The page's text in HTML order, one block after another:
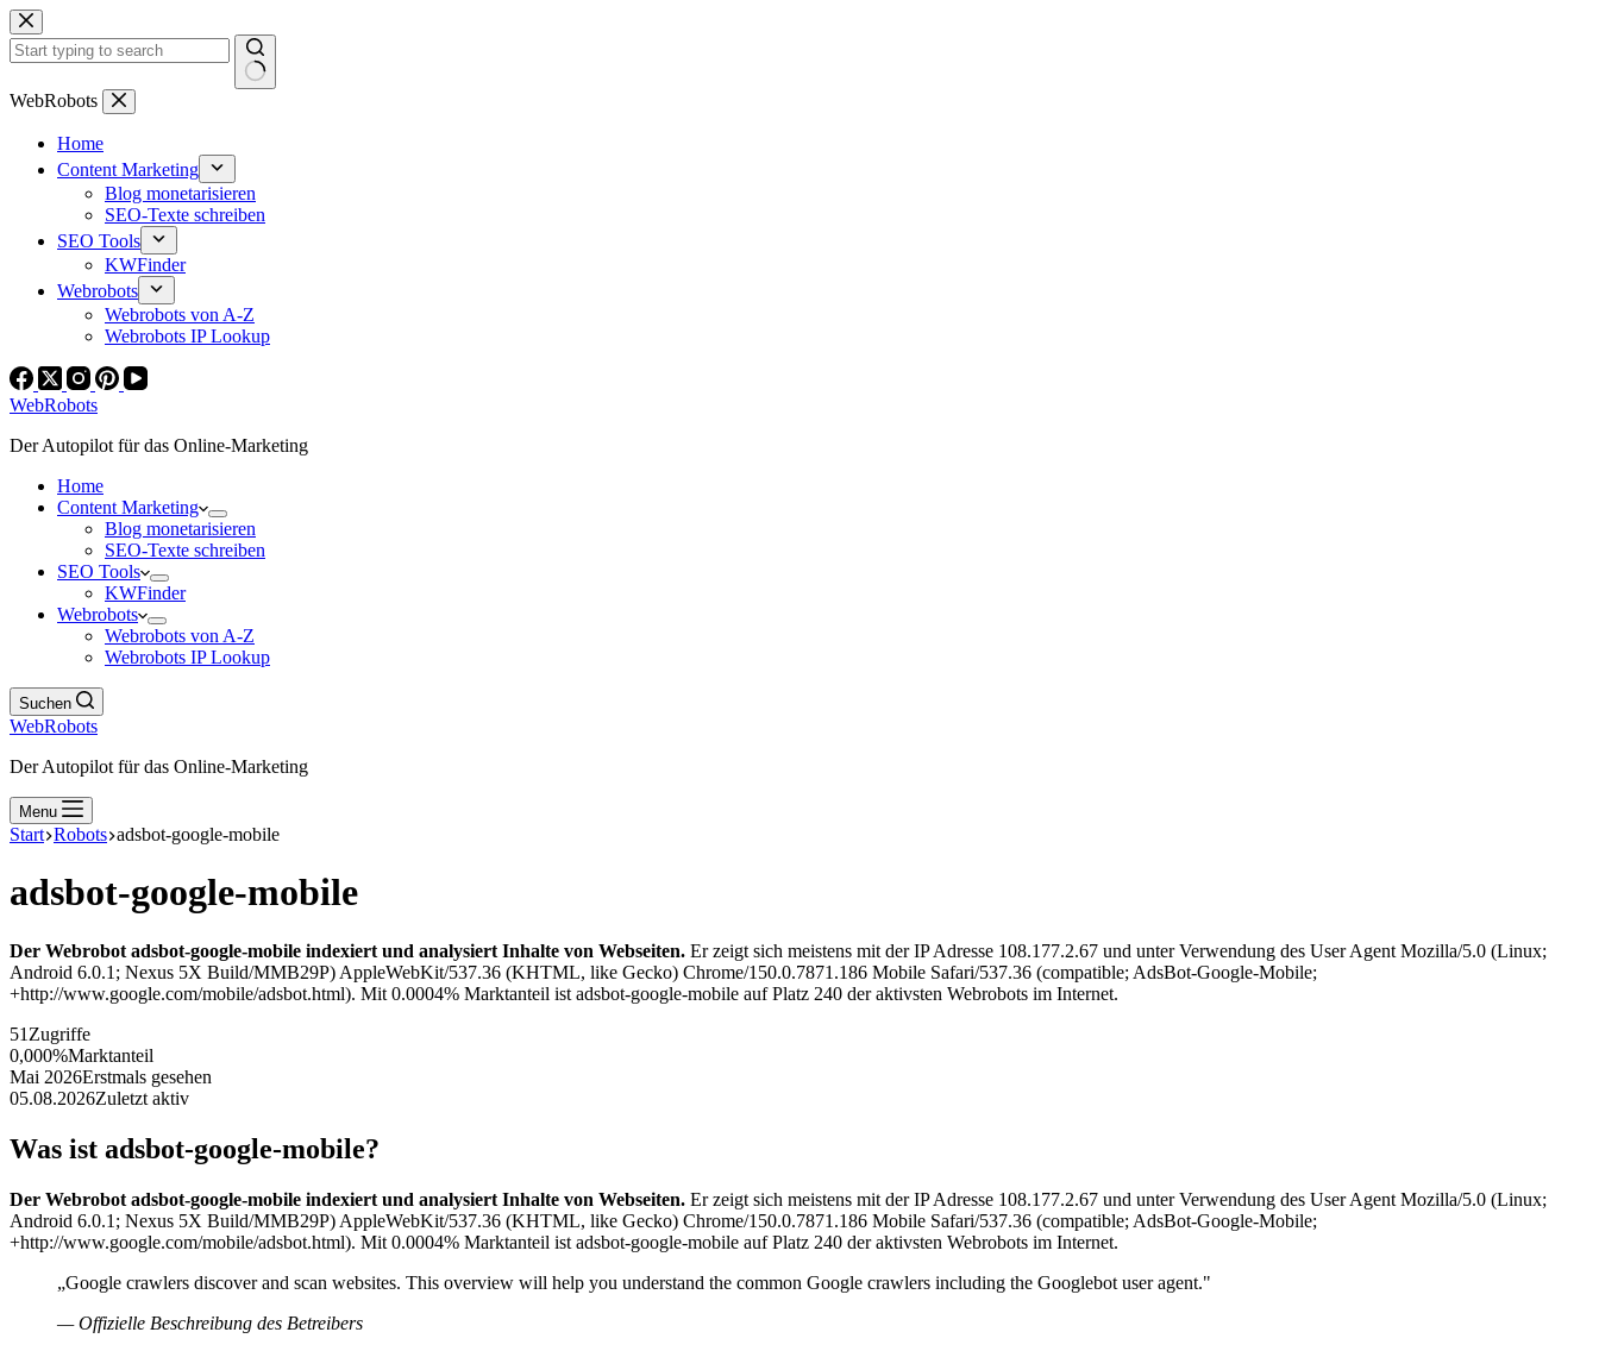
Zum
Inhalt
springen
Keine
WebRobots
Home
Content Marketing
Blog monetarisieren
SEO-Texte schreiben
SEO Tools
KWFinder
Webrobots
Webrobots von A-Z
Webrobots IP Lookup
WebRobots
Der Autopilot für das Online-Marketing
Home
Content Marketing
Blog monetarisieren
SEO-Texte schreiben
SEO Tools
KWFinder
Webrobots
Webrobots von A-Z
Webrobots IP Lookup
Suchen
WebRobots
Der Autopilot für das Online-Marketing
Menu
Start Robots adsbot-google-mobile
adsbot-google-mobile
Der Webrobot adsbot-google-mobile indexiert und analysiert Inhalte von Webseiten. Er zeigt sich meistens mit der IP Adresse 108.177.2.67 und unter Verwendung des User Agent Mozilla/5.0 (Linux;
Android 6.0.1; Nexus 5X Build/MMB29P) AppleWebKit/537.36 (KHTML, like Gecko) Chrome/150.0.7871.186 Mobile Safari/537.36 (compatible; AdsBot-Google-Mobile;
+http://www.google.com/mobile/adsbot.html). Mit 0.0004% Marktanteil ist adsbot-google-mobile auf Platz 240 der aktivsten Webrobots im Internet.
51 Zugriffe
0,000%Marktanteil
Mai 2026Erstmals gesehen
05.08.2026Zuletzt aktiv
Was ist adsbot-google-mobile?
Der Webrobot adsbot-google-mobile indexiert und analysiert Inhalte von Webseiten. Er zeigt sich meistens mit der IP Adresse 108.177.2.67 und unter Verwendung des User Agent Mozilla/5.0 (Linux;
Android 6.0.1; Nexus 5X Build/MMB29P) AppleWebKit/537.36 (KHTML, like Gecko) Chrome/150.0.7871.186 Mobile Safari/537.36 (compatible; AdsBot-Google-Mobile;
+http://www.google.com/mobile/adsbot.html). Mit 0.0004% Marktanteil ist adsbot-google-mobile auf Platz 240 der aktivsten Webrobots im Internet.
„Google crawlers discover and scan websites. This overview will help you understand the common Google crawlers including the Googlebot user agent."
— Offizielle Beschreibung des Betreibers